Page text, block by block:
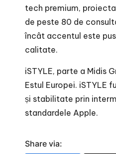
tech premium,
de peste 80 de
încât accentul este
calitate.
iSTYLE, parte a Midis
Estul Europei. iSTYLE
și stabilitate prin
standardele Apple.
Share via: